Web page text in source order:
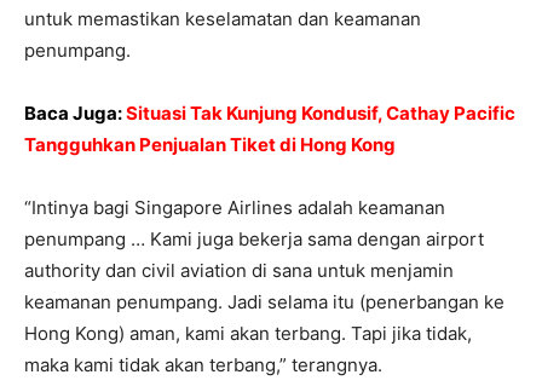
untuk memastikan keselamatan dan keamanan
penumpang.
Baca Juga:Situasi Tak Kunjung Kondusif, Cathay Pacific
Tangguhkan Penjualan Tiket di Hong Kong
“Intinya bagi Singapore Airlines adalah keamanan
penumpang … Kami juga bekerja sama dengan airport
authority dan civil aviation di sana untuk menjamin
keamanan penumpang. Jadi selama itu (penerbangan ke
Hong Kong) aman, kami akan terbang. Tapi jika tidak,
maka kami tidak akan terbang,” terangnya.